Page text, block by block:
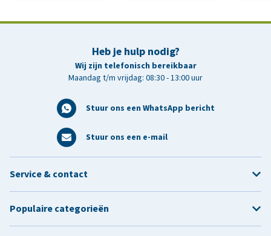
Heb je hulp nodig?
Wij zijn telefonisch bereikbaar
Maandag t/m vrijdag: 08:30 - 13:00 uur
Stuur ons een WhatsApp bericht
Stuur ons een e-mail
Service & contact
Populaire categorieën